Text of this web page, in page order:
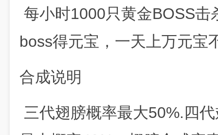
每小时1000只黄金BOSS击
boss得元宝，一天上万元宝
合成说明
三代翅膀概率最大50%.四